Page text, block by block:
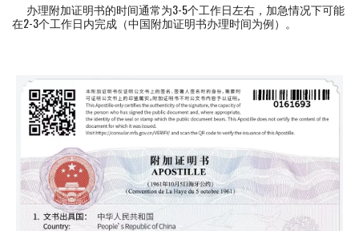
办理附加证明书的时间通常为3-5个工作日左右，加急情况下可能
在2-3个工作日内完成（中国附加证明书办理时间为例）。